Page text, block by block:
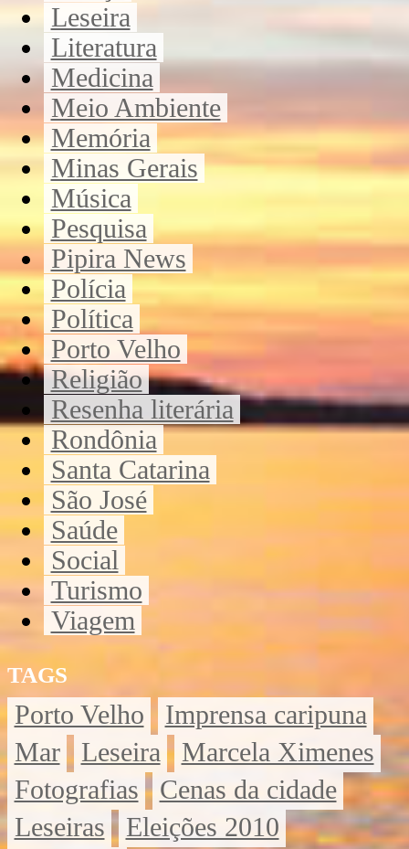
Leseira
Literatura
Medicina
Meio Ambiente
Memória
Minas Gerais
Música
Pesquisa
Pipira News
Polícia
Política
Porto Velho
Religião
Resenha literária
Rondônia
Santa Catarina
São José
Saúde
Social
Turismo
Viagem
TAGS
Porto Velho
Imprensa caripuna
Mar
Leseira
Marcela Ximenes
Fotografias
Cenas da cidade
Leseiras
Eleições 2010